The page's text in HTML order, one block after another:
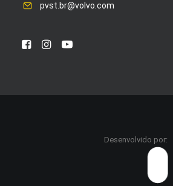
pvst.br@volvo.com
Desenvolvido por: